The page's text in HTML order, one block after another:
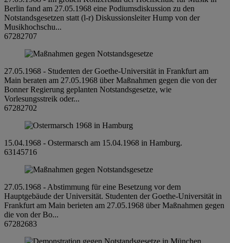
Berlin fand am 27.05.1968 eine Podiumsdiskussion zu den
Notstandsgesetzen statt (l-r) Diskussionsleiter Hump von der
Musikhochschu...
67282707
27.05.1968 - Studenten der Goethe-Universität in Frankfurt am
Main beraten am 27.05.1968 über Maßnahmen gegen die von der
Bonner Regierung geplanten Notstandsgesetze, wie
Vorlesungsstreik oder...
67282702
15.04.1968 - Ostermarsch am 15.04.1968 in Hamburg.
63145716
27.05.1968 - Abstimmung für eine Besetzung vor dem
Hauptgebäude der Universität. Studenten der Goethe-Universität in
Frankfurt am Main berieten am 27.05.1968 über Maßnahmen gegen
die von der Bo...
67282683